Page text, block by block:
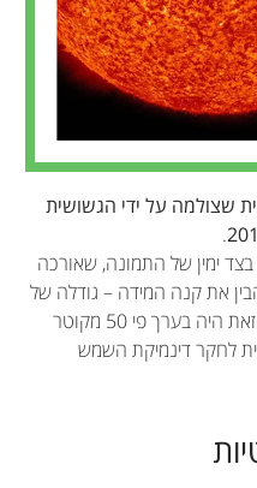
שצולמה על ידי הגשושית
.
ימין של התמונה, שאורכה
את קנה המידה – גודלה של
ההתפרצות הקורונלית המאסיבית הזאת היה בערך פי 50 מקוטר
לחקר דינמיקת השמש